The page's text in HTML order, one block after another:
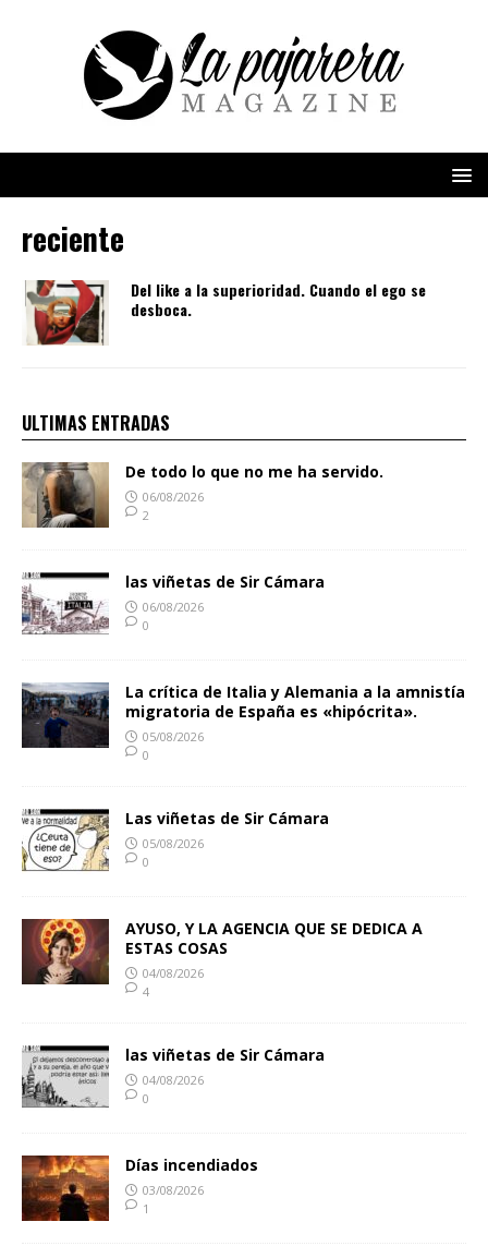
reciente
Del like a la superioridad. Cuando el ego se
desboca.
ULTIMAS ENTRADAS
De todo lo que no me ha servido.
06/08/2026
2
las viñetas de Sir Cámara
06/08/2026
0
La crítica de Italia y Alemania a la amnistía
migratoria de España es «hipócrita».
05/08/2026
0
Las viñetas de Sir Cámara
05/08/2026
0
AYUSO, Y LA AGENCIA QUE SE DEDICA A
ESTAS COSAS
04/08/2026
4
las viñetas de Sir Cámara
04/08/2026
0
Días incendiados
03/08/2026
1